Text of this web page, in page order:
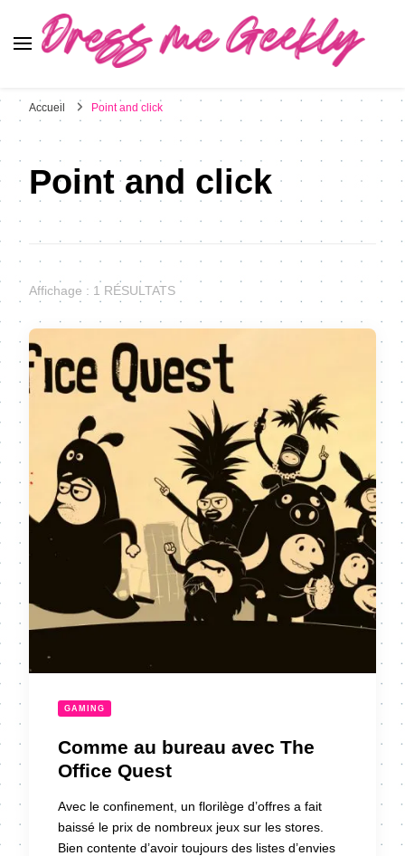
Accueil Point and click
Point and click
Affichage : 1 RÉSULTATS
GAMING
Comme au bureau avec The
Office Quest
Avec le confinement, un florilège d’offres a fait
baissé le prix de nombreux jeux sur les stores.
Bien contente d’avoir toujours des listes d’envies